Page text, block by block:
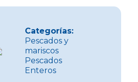
Categorías:
Pescados y
mariscos
Pescados
Enteros